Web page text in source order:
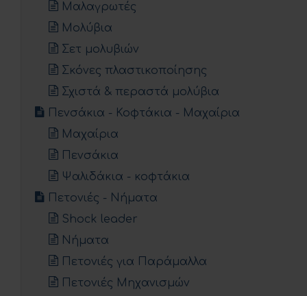
Μαλαγρωτές
Μολύβια
Σετ μολυβιών
Σκόνες πλαστικοποίησης
Σχιστά & περαστά μολύβια
Πενσάκια - Κοφτάκια - Μαχαίρια
Μαχαίρια
Πενσάκια
Ψαλιδάκια - κοφτάκια
Πετονιές - Νήματα
Shock leader
Νήματα
Πετονιές για Παράμαλλα
Πετονιές Μηχανισμών